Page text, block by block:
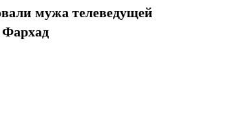
мужа телеведущей